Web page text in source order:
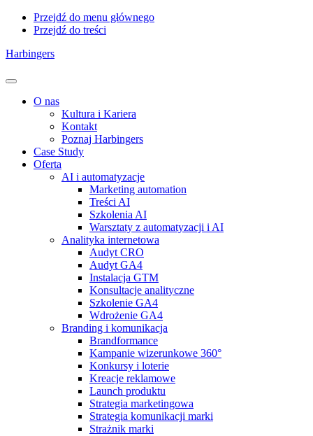
Przejdź do menu głównego
Przejdź do treści
Harbingers
Menu
O nas
Kultura i Kariera
Kontakt
Poznaj Harbingers
Case Study
Oferta
AI i automatyzacje
Marketing automation
Treści AI
Szkolenia AI
Warsztaty z automatyzacji i AI
Analityka internetowa
Audyt CRO
Audyt GA4
Instalacja GTM
Konsultacje analityczne
Szkolenie GA4
Wdrożenie GA4
Branding i komunikacja
Brandformance
Kampanie wizerunkowe 360°
Konkursy i loterie
Kreacje reklamowe
Launch produktu
Strategia marketingowa
Strategia komunikacji marki
Strażnik marki